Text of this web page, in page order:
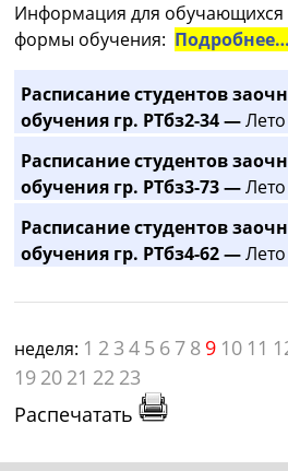
Информация для
формы обучения: Подробнее…
Расписание студентов
обучения гр. РТбз2-34 —
Расписание студентов
обучения гр. РТбз3-73 —
Расписание студентов
обучения гр. РТбз4-62 —
неделя: 1 2 3 4 5 6 7 8 9 10 11
19 20 21 22 23
Распечатать